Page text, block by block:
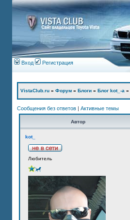
Вход Регистрация
VistaClub.ru » Форум » Блоги » Блог kot_-а »
Сообщения без ответов | Активные темы
Автор
kot_
Любитель